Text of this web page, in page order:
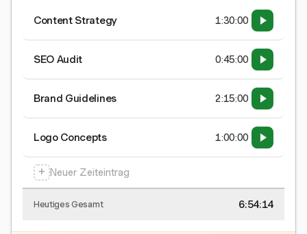
Content Strategy 1:30:00
SEO Audit 0:45:00
Brand Guidelines 2:15:00
Logo Concepts 1:00:00
+ Neuer Zeiteintrag
Heutiges Gesamt 6:54:15